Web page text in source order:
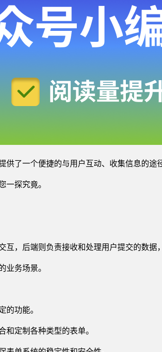
了一个便捷的与用户互动、收集信息的途
一探究竟。
，后端则负责接收和处理用户提交的数据
业务场景。
的功能。
和定制各种类型的表单。